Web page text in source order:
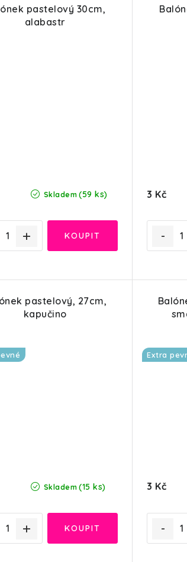
pastelový 30cm,
alabastr
Skladem (59 ks) 3 Kč
pastelový, 27cm,
kapučino
Skladem (15 ks)
Extra
3 Kč